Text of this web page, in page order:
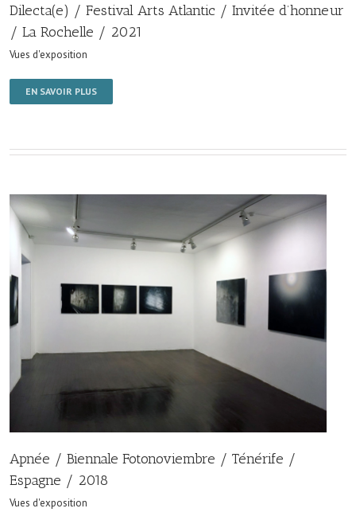
Dilecta(e) / Festival Arts Atlantic / Invitée d’honneur
/ La Rochelle / 2021
Vues d'exposition
EN SAVOIR PLUS
Apnée / Biennale Fotonoviembre / Ténérife /
Espagne / 2018
Vues d'exposition